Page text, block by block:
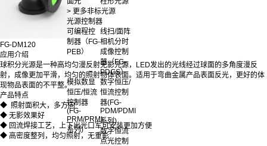
> 更多非标光源
光源控制器
可编程控
制器（FG-
PEB）
线扫/面阵
相机分时
成像控制
器（FG-
PDGS）
模拟数显
恒压/恒流
控制器
(FG-
PRM/PRMI
系列)
数字恒压/
恒流控制
器(FG-
PDM/PDMI
系列)
数字恒流
点光控制
FG-DM120
应用介绍
球积分光源是一种高均匀漫反射无影光源，LED发出的光线经过球面的多角度漫反
射，成像更加平滑，均匀的照射物体表面。适用于弯曲金属产品表面反光，更好的体
现物品表面的不平整。
产品特点
◆ 照射面积大，多方向
◆ 无影效果好
◆ 回流焊接工艺，上下出光口军可安装更加方便
◆ 高密度整列，均匀照射，无重影